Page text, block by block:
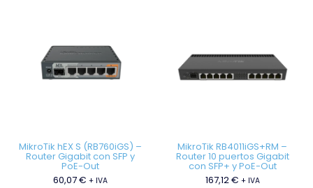
MikroTik hEX S (RB760iGS) –
Router Gigabit con SFP y
PoE-Out
60,07€ + IVA
MikroTik RB4011iGS+RM –
Router 10 puertos Gigabit
con SFP+ y PoE-Out
167,12€ + IVA